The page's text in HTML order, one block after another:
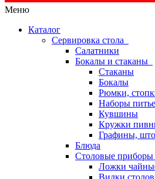
Меню
Каталог
Сервировка стола
Салатники
Бокалы и стаканы
Стаканы
Бокалы
Рюмки,
Наборы
Кувшины
Кружки
Графины,
Блюда
Столовые приборы
Ложки
Вилки